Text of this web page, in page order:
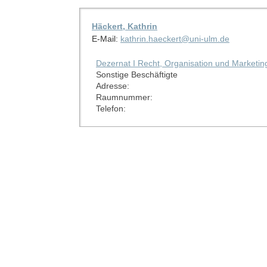
Häckert, Kathrin
E-Mail: kathrin.haeckert@uni-ulm.de
Dezernat I Recht, Organisation und
Sonstige Beschäftigte
Adresse:
Raumnummer:
Telefon: